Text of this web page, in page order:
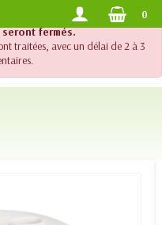
le support téléphonique
fermés.
traitées, avec un délai de 2 à 3
OFFERTS DES 120.- 0